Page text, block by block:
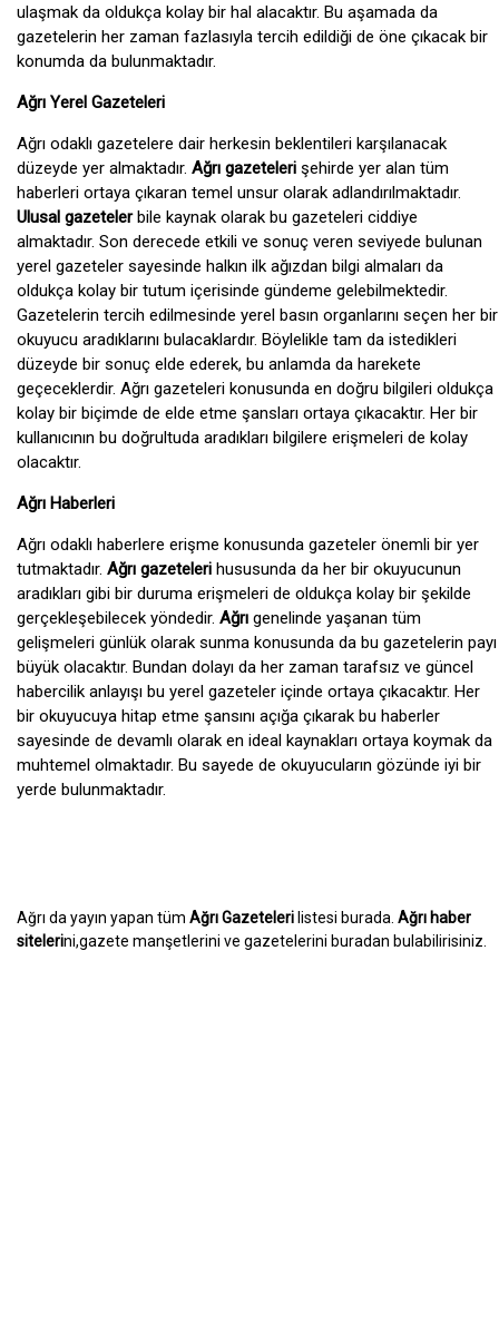
ulaşmak da oldukça kolay bir hal alacaktır. Bu aşamada da
gazetelerin her zaman fazlasıyla tercih edildiği de öne çıkacak bir
konumda da bulunmaktadır.
Ağrı Yerel Gazeteleri
Ağrı odaklı gazetelere dair herkesin beklentileri karşılanacak
düzeyde yer almaktadır. Ağrı gazeteleri şehirde yer alan tüm
haberleri ortaya çıkaran temel unsur olarak adlandırılmaktadır.
Ulusal gazetelerbile kaynak olarak bu gazeteleri ciddiye
almaktadır. Son derecede etkili ve sonuç veren seviyede bulunan
yerel gazeteler sayesinde halkın ilk ağızdan bilgi almaları da
oldukça kolay bir tutum içerisinde gündeme gelebilmektedir.
Gazetelerin tercih edilmesinde yerel basın organlarını seçen her bir
okuyucu aradıklarını bulacaklardır. Böylelikle tam da istedikleri
düzeyde bir sonuç elde ederek, bu anlamda da harekete
geçeceklerdir. Ağrı gazeteleri konusunda en doğru bilgileri oldukça
kolay bir biçimde de elde etme şansları ortaya çıkacaktır. Her bir
kullanıcının bu doğrultuda aradıkları bilgilere erişmeleri de kolay
olacaktır.
Ağrı Haberleri
Ağrı odaklı haberlere erişme konusunda gazeteler önemli bir yer
tutmaktadır. Ağrı gazeteleri hususunda da her bir okuyucunun
aradıkları gibi bir duruma erişmeleri de oldukça kolay bir şekilde
gerçekleşebilecek yöndedir. Ağrı genelinde yaşanan tüm
gelişmeleri günlük olarak sunma konusunda da bu gazetelerin payı
büyük olacaktır. Bundan dolayı da her zaman tarafsız ve güncel
habercilik anlayışı bu yerel gazeteler içinde ortaya çıkacaktır. Her
bir okuyucuya hitap etme şansını açığa çıkarak bu haberler
sayesinde de devamlı olarak en ideal kaynakları ortaya koymak da
muhtemel olmaktadır. Bu sayede de okuyucuların gözünde iyi bir
yerde bulunmaktadır.
Ağrı da yayın yapan tüm Ağrı Gazeteleri listesi burada. Ağrı haber
sitelerini,gazete manşetlerini ve gazetelerini buradan bulabilirisiniz.